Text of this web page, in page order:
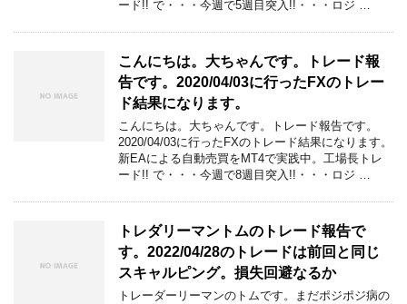
ード!! で・・・今週で5週目突入!!・・・ロジ …
こんにちは。大ちゃんです。トレード報
告です。2020/04/03に行ったFXのトレー
ド結果になります。
こんにちは。大ちゃんです。トレード報告です。
2020/04/03に行ったFXのトレード結果になります。
新EAによる自動売買をMT4で実践中。工場長トレ
ード!! で・・・今週で8週目突入!!・・・ロジ …
トレダリーマントムのトレード報告で
す。2022/04/28のトレードは前回と同じ
スキャルピング。損失回避なるか
トレーダーリーマンのトムです。まだポジポジ病の